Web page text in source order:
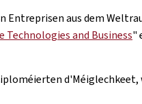
Entreprisen aus dem
Technologies and Business"
d'Méiglechkeet,